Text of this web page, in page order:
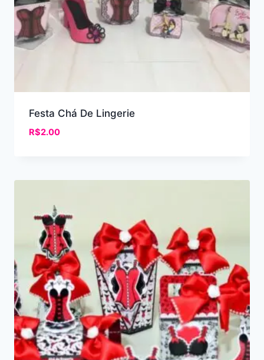
Festa Chá De Lingerie
R$2.00